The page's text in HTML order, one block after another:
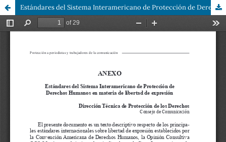
Estándares del Sistema Interamericano de Protección de Derechos Humanos en materia de libertad de expresión